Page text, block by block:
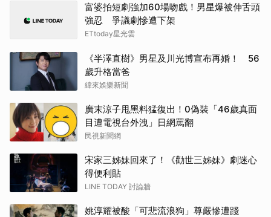
其他
傑瑞
山姆
富婆拍短劇強加60場吻戲！男星爆被伸舌頭
強忍 爭議劇慘遭下架
ETtoday星光雲
《半澤直樹》男星及川光博宣布再婚！ 56
歲升格當爸
緯來娛樂新聞
廣末涼子甩黑料猛復出！0偽裝「46歲真面
目遭電視台外洩」日網罵翻
民視新聞網
宋家三姊妹回來了！《勸世三姊妹》劇迷心
得便利貼
LINE TODAY 討論牆
姚淳耀被酸「可悲流浪狗」尊嚴慘遭踐